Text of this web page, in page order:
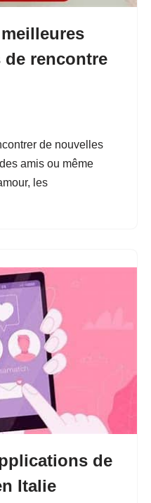
rencontre
de nouvelles
amis ou même
les
de
Italie